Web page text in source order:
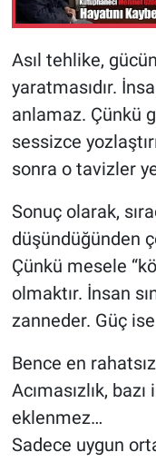
Asıl tehlike,
yaratmasıdır.
anlamaz. Çünkü
sessizce
sonra o tavizler
Sonuç olarak,
düşündüğünden
Çünkü mesele
olmaktır. İnsan
zanneder. Güç
Bence en
Acımasızlık,
eklenmez…
Sadece uygun